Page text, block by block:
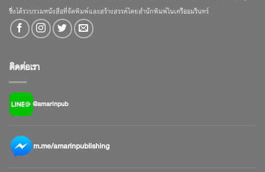
ซึ่งได้รวบรวมหนังสือที่จัดพิมพ์และสร้างสรรค์โดยสำนักพิมพ์ในเครืออมรินทร์
ติดต่อเรา
@amarinpub
m.me/amarinpublishing